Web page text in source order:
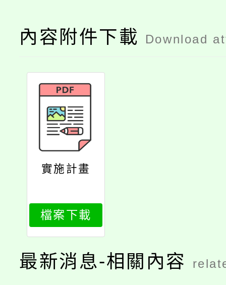
內容附件下載 Download
實施計畫
檔案下載
最新消息-相關內容